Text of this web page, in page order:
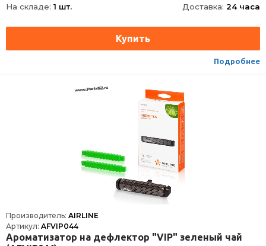
На складе: 1 шт. Доставка: 24 часа
Подробнее
Производитель: AIRLINE
Артикул: AFVIP044
Ароматизатор на дефлектор "VIP" зеленый чай